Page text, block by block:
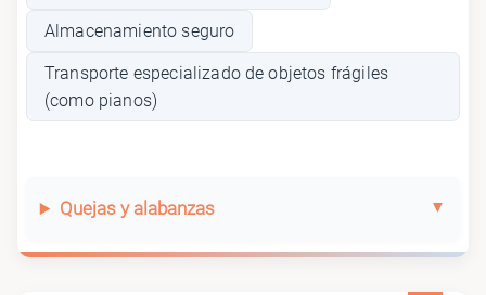
Almacenamiento seguro
Transporte especializado de objetos frágiles
(como pianos)
Quejas y alabanzas